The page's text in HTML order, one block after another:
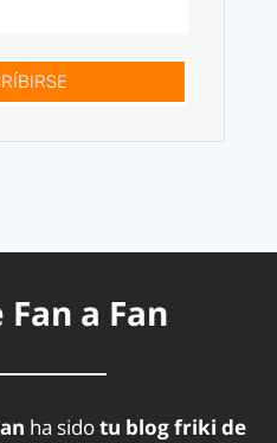
a Fan
ha sidotu blog friki de